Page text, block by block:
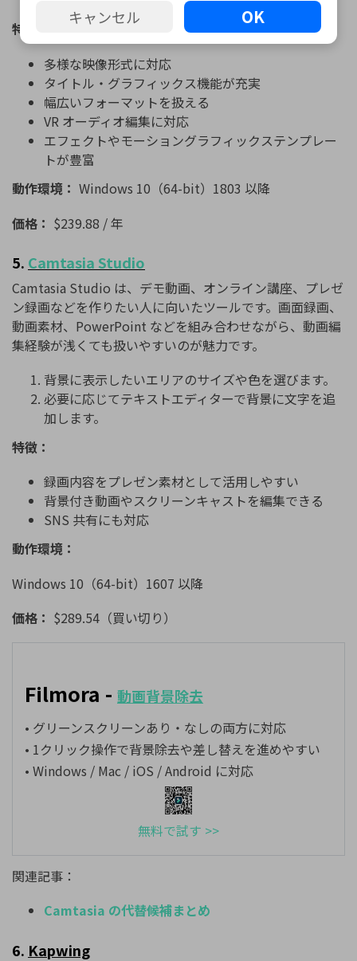
特徴：
多様な映像形式に対応
タイトル・グラフィックス機能が充実
幅広いフォーマットを扱える
VR オーディオ編集に対応
エフェクトやモーショングラフィックステンプレー
トが豊富
動作環境： Windows 10（64-bit）1803 以降
価格： $239.88 / 年
5. CamtasiaStudio
Camtasia Studio は、デモ動画、オンライン講座、プレゼ
ン録画などを作りたい人に向いたツールです。画面録画、
動画素材、PowerPoint などを組み合わせながら、動画編
集経験が浅くても扱いやすいのが魅力です。
背景に表示したいエリアのサイズや色を選びます。
必要に応じてテキストエディターで背景に文字を追
加します。
特徴：
録画内容をプレゼン素材として活用しやすい
背景付き動画やスクリーンキャストを編集できる
SNS 共有にも対応
動作環境：
Windows 10（64-bit）1607 以降
価格： $289.54（買い切り）
Filmora - 動画背景除去
• グリーンスクリーンあり・なしの両方に対応
• 1クリック操作で背景除去や差し替えを進めやすい
• Windows / Mac / iOS / Android に対応
無料で試す >>
関連記事：
Camtasia の代替候補まとめ
6. Kapwing
キャンセル OK